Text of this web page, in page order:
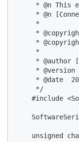
* @n This
* @n
     *
*
*
     *
* @author
* @version
* @date
     */
#include
unsigned